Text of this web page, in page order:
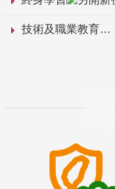
技術及職業教育